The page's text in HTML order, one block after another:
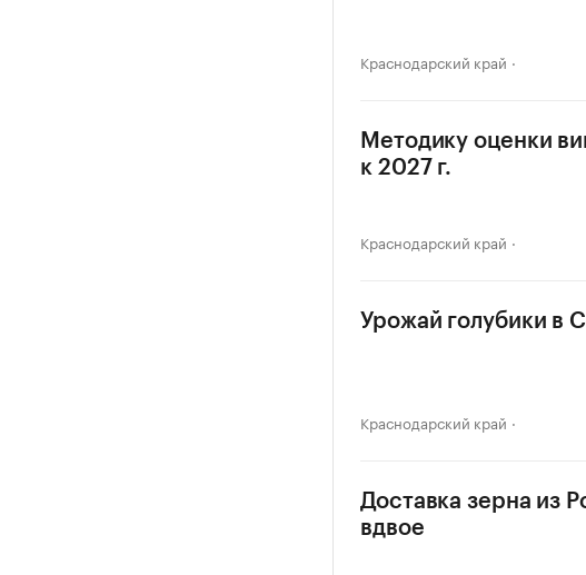
Краснодарский край
Методику оценки
к 2027 г.
Краснодарский край
Урожай голубики в
Краснодарский край
Доставка зерна из
вдвое